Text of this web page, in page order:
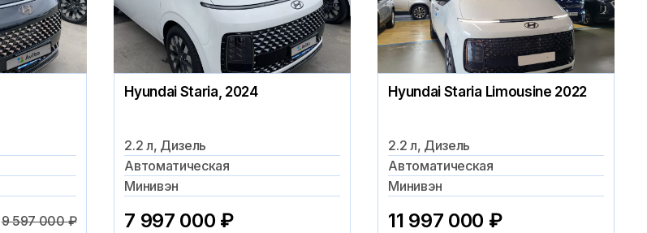
9 597 000₽
Hyundai Staria, 2024
2.2 л, Дизель
Автоматическая
Минивэн
7 997 000 ₽
Hyundai Staria Limousine 2022
2.2 л, Дизель
Автоматическая
Минивэн
11 997 000 ₽